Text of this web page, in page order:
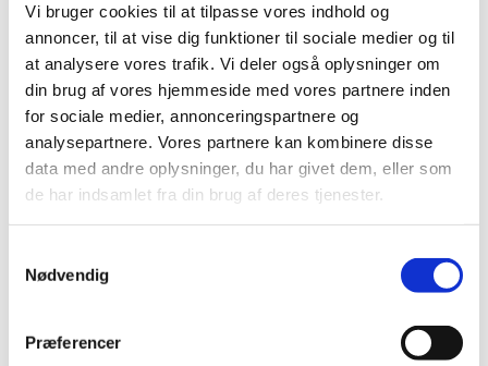
Vi bruger cookies til at tilpasse vores indhold og
annoncer, til at vise dig funktioner til sociale medier og til
at analysere vores trafik. Vi deler også oplysninger om
din brug af vores hjemmeside med vores partnere inden
for sociale medier, annonceringspartnere og
analysepartnere. Vores partnere kan kombinere disse
data med andre oplysninger, du har givet dem, eller som
de har indsamlet fra din brug af deres tjenester.
Nødvendig
Præferencer
Årsrapport om detailvirksomheders salg af
håndkøbsmedicin
|10. marts 2016 |
Lægemiddelstyrelsen har i 2015 gennemført 947
inspektioner af detailvirksomheders salg af …
Alle (2506)
2026 (84)
2024 (224)